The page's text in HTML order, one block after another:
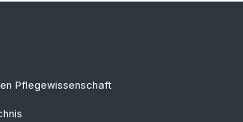
Pflegewissenschaft